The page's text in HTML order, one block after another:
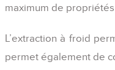
maximum de
L’extraction à froid
permet également de